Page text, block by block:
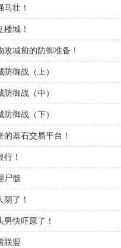
壮！
城！
城前的防御准备！
御战（上）
御战（中）
御战（下）
基石交易平台！
！
尸骸
了！
快吓尿了！
联盟